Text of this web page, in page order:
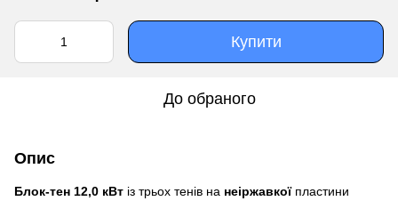
Купити
До обраного
Опис
Блок-тен 12,0 кВт із трьох тенів на неіржавкоїпластини